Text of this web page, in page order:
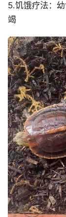
5.饥饿疗法：
竭